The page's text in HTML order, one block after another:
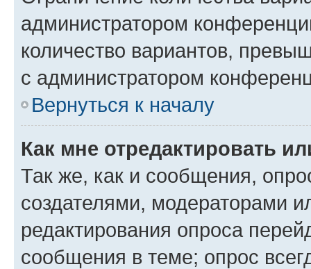
администратором
количество вариантов,
с администратором
Вернуться к началу
Как мне отредактировать
Так же, как и сообщения,
создателями, модераторами
редактирования опроса
сообщения в теме; опрос